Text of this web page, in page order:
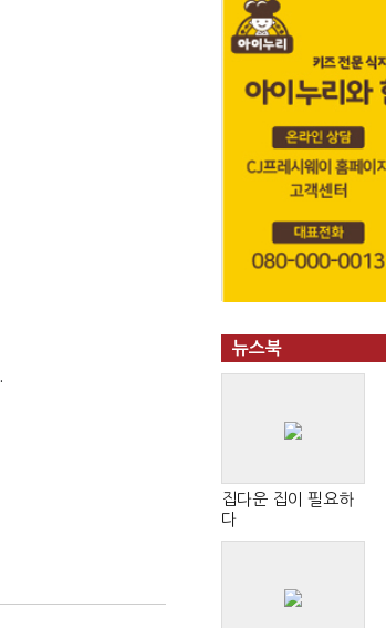
뉴스북
집다운 집이 필요하
다